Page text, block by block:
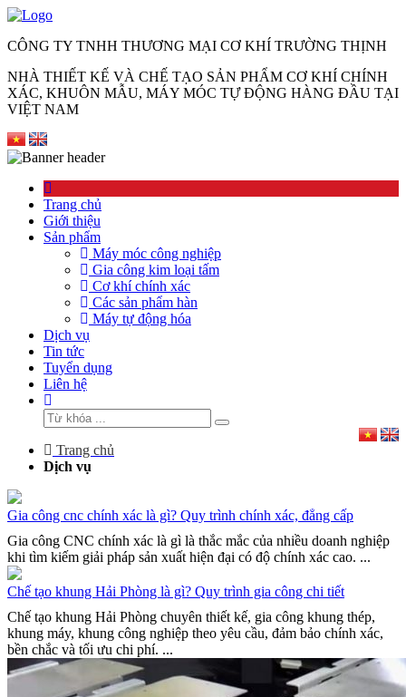
CÔNG TY TNHH THƯƠNG MẠI CƠ KHÍ TRƯỜNG THỊNH
NHÀ THIẾT KẾ VÀ CHẾ TẠO SẢN PHẨM CƠ KHÍ CHÍNH
XÁC, KHUÔN MẪU, MÁY MÓC TỰ ĐỘNG HÀNG ĐẦU TẠI
VIỆT NAM
Trang chủ
Giới thiệu
Sản phẩm
Máy móc công nghiệp
Gia công kim loại tấm
Cơ khí chính xác
Các sản phẩm hàn
Máy tự động hóa
Dịch vụ
Tin tức
Tuyển dụng
Liên hệ
Trang chủ
Dịch vụ
Gia công cnc chính xác là gì? Quy trình chính xác, đẳng cấp
Gia công CNC chính xác là gì là thắc mắc của nhiều doanh nghiệp
khi tìm kiếm giải pháp sản xuất hiện đại có độ chính xác cao. ...
Chế tạo khung Hải Phòng là gì? Quy trình gia công chi tiết
Chế tạo khung Hải Phòng chuyên thiết kế, gia công khung thép,
khung máy, khung công nghiệp theo yêu cầu, đảm bảo chính xác,
bền chắc và tối ưu chi phí. ...